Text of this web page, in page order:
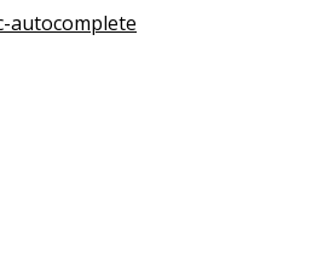
autocomplete